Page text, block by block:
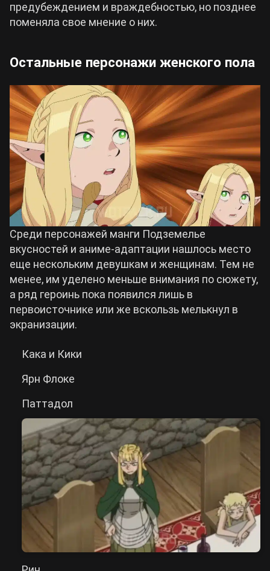
предубеждением и враждебностью, но позднее
поменяла свое мнение о них.
Остальные персонажи женского пола
Среди персонажей манги Подземелье
вкусностей и аниме-адаптации нашлось место
еще нескольким девушкам и женщинам. Тем не
менее, им уделено меньше внимания по сюжету,
а ряд героинь пока появился лишь в
первоисточнике или же вскользь мелькнул в
экранизации.
Кака и Кики
Ярн Флоке
Паттадол